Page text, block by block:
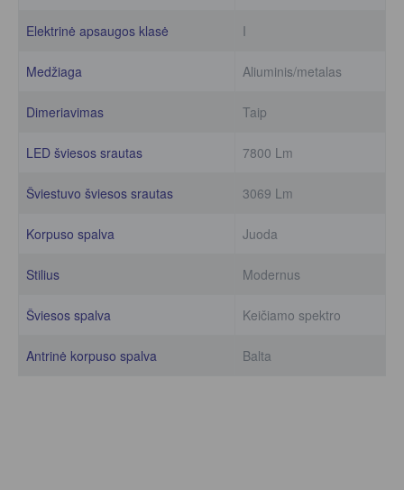
Elektrinė apsaugos klasė I
Medžiaga Aliuminis/metalas
Dimeriavimas Taip
LED šviesos srautas 7800 Lm
Šviestuvo šviesos srautas 3069 Lm
Korpuso spalva Juoda
Stilius Modernus
Šviesos spalva Keičiamo spektro
Antrinė korpuso spalva Balta